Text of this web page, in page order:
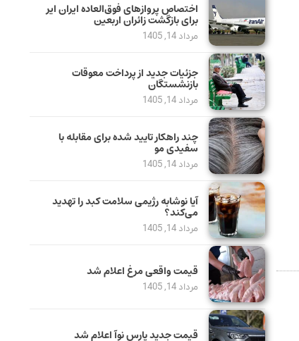
اختصاص پروازهای فوق‌العاده ایران ایر
برای بازگشت زائران اربعین
مرداد 14, 1405
جزئیات جدید از پرداخت معوقات
بازنشستگان
مرداد 14, 1405
چند راهکار تایید شده برای مقابله با
سفیدی مو
مرداد 14, 1405
آیا نوشابه رژیمی سلامت کبد را تهدید
می‌کند؟
مرداد 14, 1405
قیمت واقعی مرغ اعلام شد
مرداد 14, 1405
قیمت جدید پارس نوآ اعلام شد